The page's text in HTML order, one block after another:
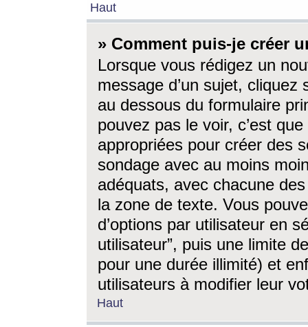
Haut
» Comment puis-je créer
Lorsque vous rédigez un
message d’un sujet, cliquez
au dessous du formulaire
pouvez pas le voir, c’est
appropriées pour créer des
sondage avec au moins
adéquats, avec chacune
la zone de texte. Vous
d’options par utilisateur en
utilisateur”, puis une limite
pour une durée illimité) et
utilisateurs à modifier leur
Haut